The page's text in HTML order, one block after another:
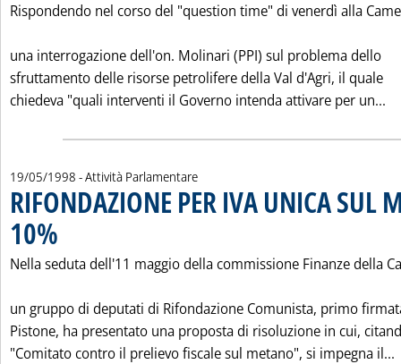
Rispondendo nel corso del "question time" di venerdì alla
una interrogazione dell'on. Molinari (PPI) sul problema dello
sfruttamento delle risorse petrolifere della Val d'Agri, il quale
chiedeva "quali interventi il Governo intenda attivare per un...
19/05/1998 - Attività Parlamentare
RIFONDAZIONE PER IVA UNICA SUL
10%
Nella seduta dell'11 maggio della commissione Finanze della
un gruppo di deputati di Rifondazione Comunista, primo
Pistone, ha presentato una proposta di risoluzione in cui,
"Comitato contro il prelievo fiscale sul metano", si impegna il...